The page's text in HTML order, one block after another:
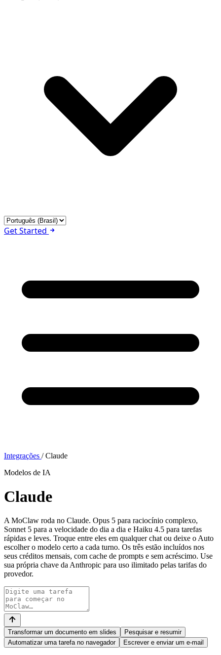
Get Started
Integrações / Claude
Modelos de IA
Claude
A MoClaw roda no Claude. Opus 5 para raciocínio complexo,
Sonnet 5 para a velocidade do dia a dia e Haiku 4.5 para tarefas
rápidas e leves. Troque entre eles em qualquer chat ou deixe o Auto
escolher o modelo certo a cada turno. Os três estão incluídos nos
seus créditos mensais, com cache de prompts e sem acréscimo. Use
sua própria chave da Anthropic para uso ilimitado pelas tarifas do
provedor.
Transformar um documento em slides
Pesquisar e resumir
Automatizar uma tarefa no navegador
Escrever e enviar um e-mail